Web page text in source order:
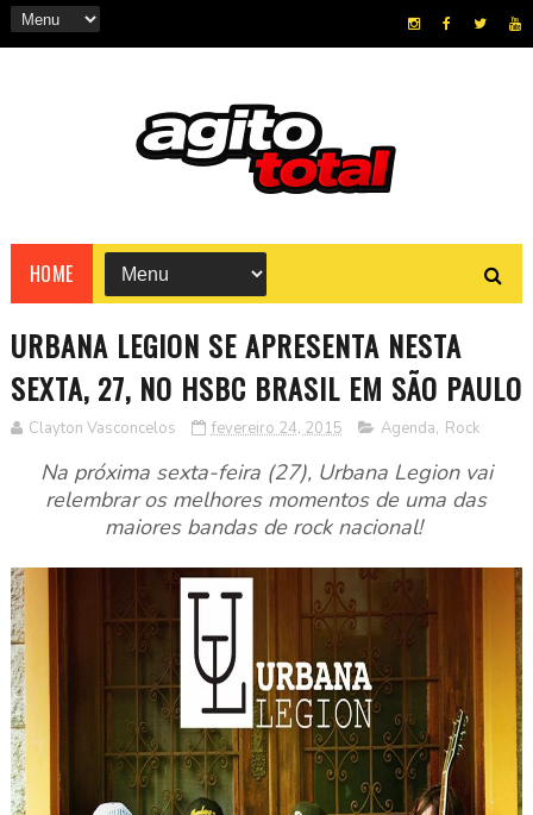
HOME
URBANA LEGION SE APRESENTA NESTA
SEXTA, 27, NO HSBC BRASIL EM SÃO PAULO
Clayton Vasconcelos fevereiro 24, 2015 Agenda, Rock
Na próxima sexta-feira (27), Urbana Legion vai
relembrar os melhores momentos de uma das
maiores bandas de rock nacional!